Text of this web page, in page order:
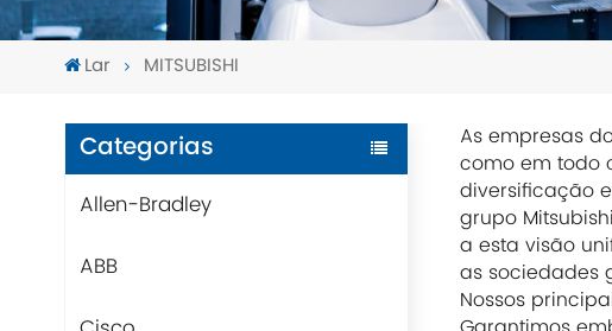
Lar MITSUBISHI
Categorias
Allen-Bradley
ABB
As empresas
como em todo
diversificação
grupo
a esta visão
as sociedades
Nossos